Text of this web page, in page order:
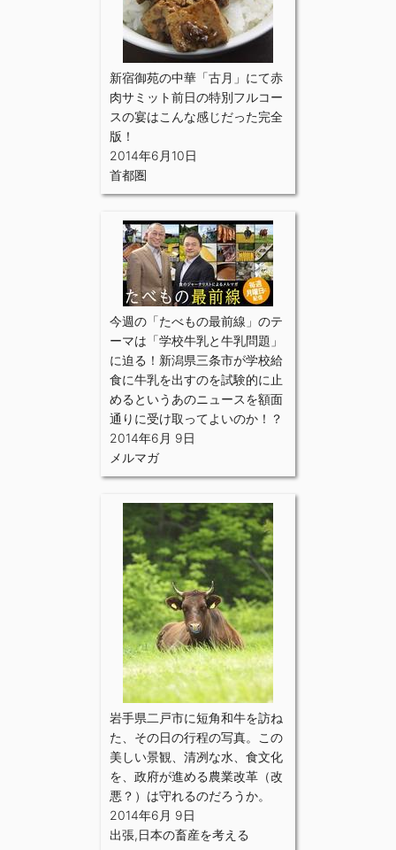
新宿御苑の中華「古月」にて赤
肉サミット前日の特別フルコー
スの宴はこんな感じだった完全
版！
2014年6月10日
首都圏
今週の「たべもの最前線」のテ
ーマは「学校牛乳と牛乳問題」
に迫る！新潟県三条市が学校給
食に牛乳を出すのを試験的に止
めるというあのニュースを額面
通りに受け取ってよいのか！？
2014年6月 9日
メルマガ
岩手県二戸市に短角和牛を訪ね
た、その日の行程の写真。この
美しい景観、清冽な水、食文化
を、政府が進める農業改革（改
悪？）は守れるのだろうか。
2014年6月 9日
出張,日本の畜産を考える